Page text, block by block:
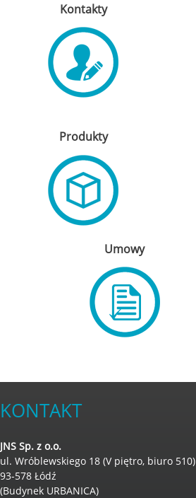
Kontakty
Produkty
Umowy
KONTAKT
JNS Sp. z o.o.
ul. Wróblewskiego 18 (V piętro, biuro 510)
93-578 Łódź
(Budynek URBANICA)